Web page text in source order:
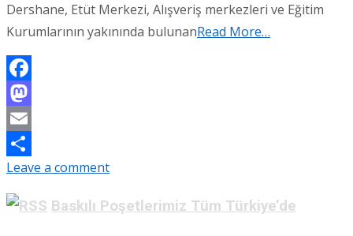
Dershane, Etüt Merkezi, Alışveriş merkezleri ve Eğitim
Kurumlarının yakınında bulunanRead More…
Facebook
Mastodon
Email
Share
Leave a comment
Baskılı Poşetlerimiz Tüm Türkiye’de